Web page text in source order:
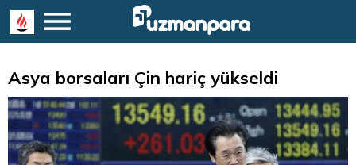
Asya borsaları Çin hariç yükseldi